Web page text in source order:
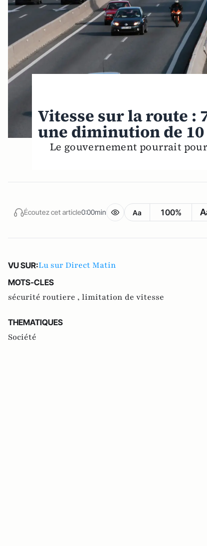
Vitesse sur la route :
une diminution de
Le gouvernement pourrait
Écoutez cet article0:00min Aa 100%
VU SUR:Lu sur Direct Matin
MOTS-CLES
sécurité routiere , limitation de vitesse
THEMATIQUES
Société